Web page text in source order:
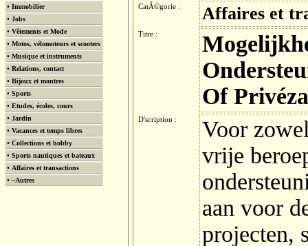
• Immobilier
• Jobs
• Vêtements et Mode
• Motos, vélomoteurs et scooters
• Musique et instruments
• Relations, contact
• Bijoux et montres
• Sports
• Etudes, écoles, cours
• Jardin
• Vacances et temps libres
• Collections et hobby
• Sports nautiques et bateaux
• Affaires et transactions
• ~Autres
CatÃ©gorie :
Affaires et
Titre :
Of
D'scription :
Voor
vrije
aan voor
projecten,